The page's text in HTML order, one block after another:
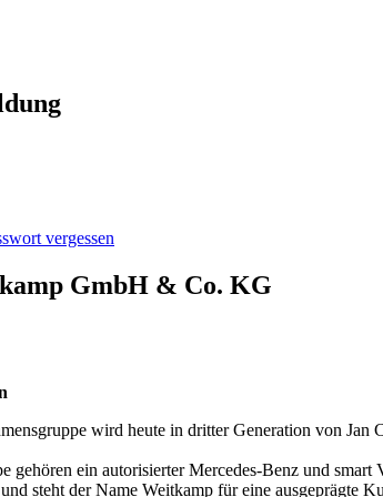
vergessen
GmbH & Co. KG
wird heute in dritter Generation von
gehören ein autorisierter Mercedes-Benz und
steht der Name Weitkamp für eine ausgeprägte